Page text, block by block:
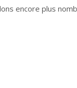
encore plus